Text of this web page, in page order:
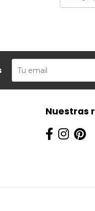
Nuestras